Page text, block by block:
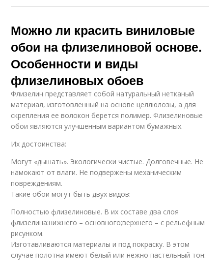
Можно ли красить виниловые
обои на флизелиновой основе.
Особенности и виды
флизелиновых обоев
Флизелин представляет собой натуральный нетканый
материал, изготовленный на основе целлюлозы, а для
скрепления ее волокон берется полимер. Флизелиновые
обои являются улучшенным вариантом бумажных.
Их достоинства:
Могут «дышать». Экологически чистые. Долговечные. Не
намокают от влаги. Не подвержены механическим
повреждениям.
Такие обои могут быть двух видов:
Полностью флизелиновые. В их составе два слоя
флизелина:нижнего – основного;верхнего – с рельефным
рисунком.
Изготавливаются материалы и под покраску. В этом
случае полотна имеют белый или нежно пастельный тон: